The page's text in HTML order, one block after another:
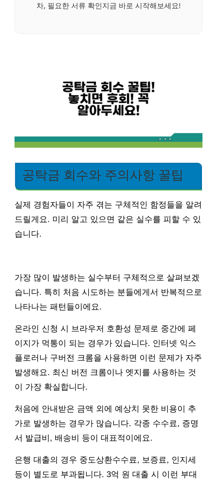
차, 필요한 서류 확인지금 바로 시작해보세요!
공탁금 회수와 주의사항 꿀팁
실제 경험자들이 자주 겪는 구체적인 함정들을 알려
드릴게요. 미리 알고 있으면 같은 실수를 피할 수 있
습니다.
가장 많이 발생하는 실수부터 구체적으로 살펴보겠
습니다. 특히 처음 시도하는 분들에게서 반복적으로
나타나는 패턴들이에요.
온라인 신청 시 브라우저 호환성 문제로 중간에 페
이지가 먹통이 되는 경우가 있습니다. 인터넷 익스
플로러나 구버전 크롬을 사용하면 이런 문제가 자주
발생해요. 최신 버전 크롬이나 엣지를 사용하는 것
이 가장 확실합니다.
처음에 안내받은 금액 외에 예상치 못한 비용이 추
가로 발생하는 경우가 많습니다. 각종 수수료, 증명
서 발급비, 배송비 등이 대표적이에요.
은행 대출의 경우 중도상환수수료, 보증료, 인지세
등이 별도로 부과됩니다. 3억 원 대출 시 이런 부대